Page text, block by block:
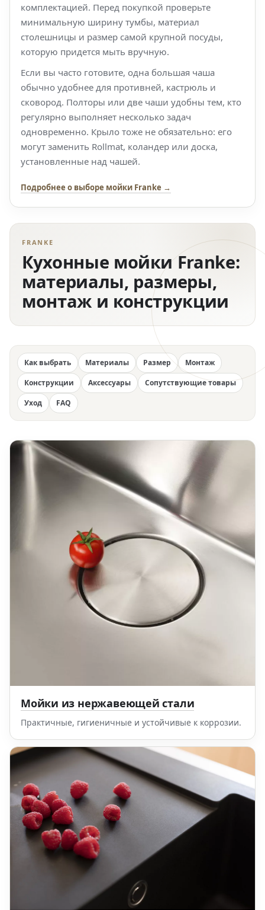
комплектацией. Перед покупкой проверьте
минимальную ширину тумбы, материал
столешницы и размер самой крупной посуды,
которую придется мыть вручную.
Если вы часто готовите, одна большая чаша
обычно удобнее для противней, кастрюль и
сковород. Полторы или две чаши удобны тем, кто
регулярно выполняет несколько задач
одновременно. Крыло тоже не обязательно: его
могут заменить Rollmat, коландер или доска,
установленные над чашей.
Подробнее о выборе мойки Franke →
FRANKE
Кухонные мойки Franke:
материалы, размеры,
монтаж и конструкции
Как выбрать Материалы Размер
Монтаж
Конструкции
Аксессуары
Сопутствующие товары
Уход
FAQ
Мойки из нержавеющей стали
Практичные, гигиеничные и устойчивые к коррозии.